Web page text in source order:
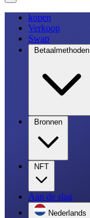
kopen
Verkoop
Swap
Betaalmethoden
Bronnen
NFT
Aan de slag
Nederlands